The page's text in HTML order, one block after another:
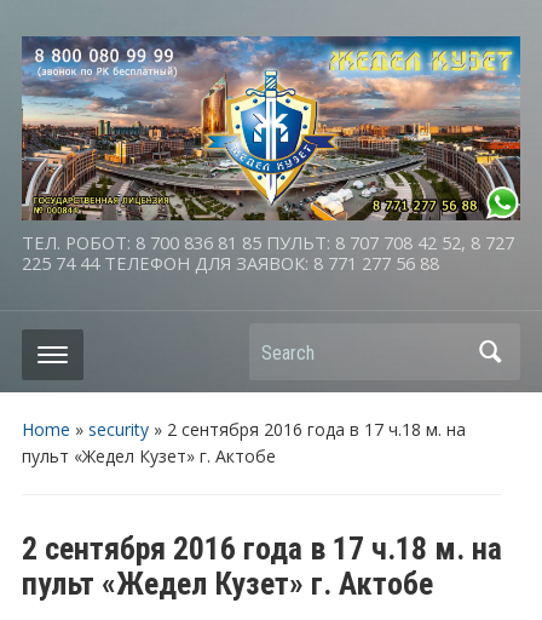
ТЕЛ. РОБОТ: 8 700 836 81 85 ПУЛЬТ: 8 707 708 42 52, 8 727
225 74 44 ТЕЛЕФОН ДЛЯ ЗАЯВОК: 8 771 277 56 88
Search
Home » security» 2 сентября 2016 года в 17 ч.18 м. на
пульт «Жедел Кузет» г. Актобе
2 сентября 2016 года в 17 ч.18 м. на
пульт «Жедел Кузет» г. Актобе